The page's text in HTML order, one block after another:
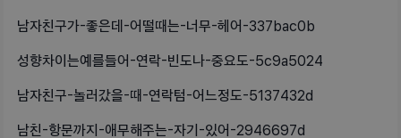
남자친구가-좋은데-어떨때는-너무-헤어-337bac0b
성향차이는예를들어-연락-빈도나-중요도-5c9a5024
남자친구-놀러갔을-때-연락텀-어느정도-5137432d
남친-항문까지-애무해주는-자기-있어-2946697d